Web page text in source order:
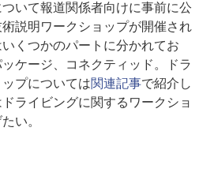
いて報道関係者向けに事前に公
説明ワークショップが開催され
くつかのパートに分かれてお
ケージ、コネクティッド。ドラ
プについては関連記事で紹介し
ライビングに関するワークショ
い。